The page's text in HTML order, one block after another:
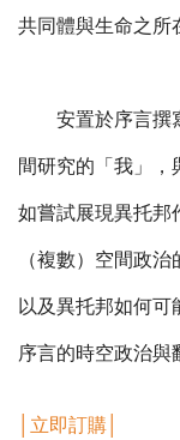
共同體與生命之所
安置於序言撰寫
間研究的「我」，
如嘗試展現異托邦
（複數）空間政
以及異托邦如何
序言的時空政治與
立即訂購